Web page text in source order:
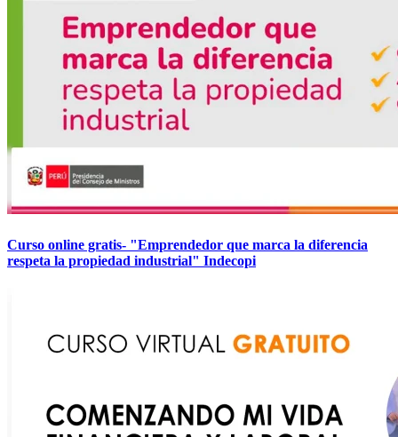
Curso online gratis- "Emprendedor que marca la diferencia
respeta la propiedad industrial" Indecopi